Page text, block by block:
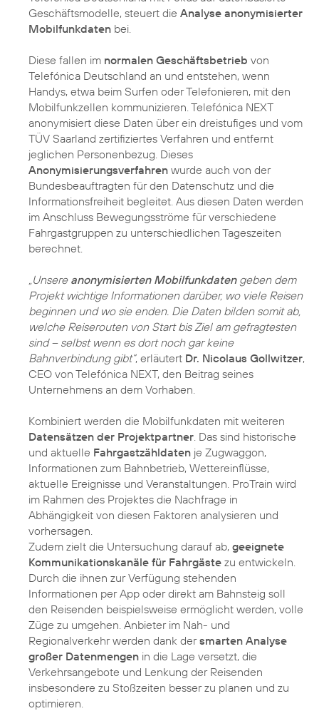
Geschäftsmodelle, steuert die Analyse anonymisierter
Mobilfunkdaten bei.
Diese fallen im normalen Geschäftsbetrieb von
Telefónica Deutschland an und entstehen, wenn
Handys, etwa beim Surfen oder Telefonieren, mit den
Mobilfunkzellen kommunizieren. Telefónica NEXT
anonymisiert diese Daten über ein dreistufiges und vom
TÜV Saarland zertifiziertes Verfahren und entfernt
jeglichen Personenbezug. Dieses
Anonymisierungsverfahren wurde auch von der
Bundesbeauftragten für den Datenschutz und die
Informationsfreiheit begleitet. Aus diesen Daten werden
im Anschluss Bewegungsströme für verschiedene
Fahrgastgruppen zu unterschiedlichen Tageszeiten
berechnet.
„Unsere anonymisierten Mobilfunkdatengeben dem
Projekt wichtige Informationen darüber, wo viele Reisen
beginnen und wo sie enden. Die Daten bilden somit ab,
welche Reiserouten von Start bis Ziel am gefragtesten
sind – selbst wenn es dort noch gar keine
Bahnverbindung gibt“, erläutert Dr. Nicolaus Gollwitzer,
CEO von Telefónica NEXT, den Beitrag seines
Unternehmens an dem Vorhaben.
Kombiniert werden die Mobilfunkdaten mit weiteren
Datensätzen der Projektpartner . Das sind historische
und aktuelle Fahrgastzähldaten je Zugwaggon,
Informationen zum Bahnbetrieb, Wettereinflüsse,
aktuelle Ereignisse und Veranstaltungen. ProTrain wird
im Rahmen des Projektes die Nachfrage in
Abhängigkeit von diesen Faktoren analysieren und
vorhersagen.
Zudem zielt die Untersuchung darauf ab, geeignete
Kommunikationskanäle für Fahrgäste zu entwickeln.
Durch die ihnen zur Verfügung stehenden
Informationen per App oder direkt am Bahnsteig soll
den Reisenden beispielsweise ermöglicht werden, volle
Züge zu umgehen. Anbieter im Nah- und
Regionalverkehr werden dank dersmarten Analyse
großer Datenmengen in die Lage versetzt, die
Verkehrsangebote und Lenkung der Reisenden
insbesondere zu Stoßzeiten besser zu planen und zu
optimieren.